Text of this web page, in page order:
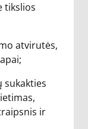
tikslios
atvirutės,
sukakties
ir